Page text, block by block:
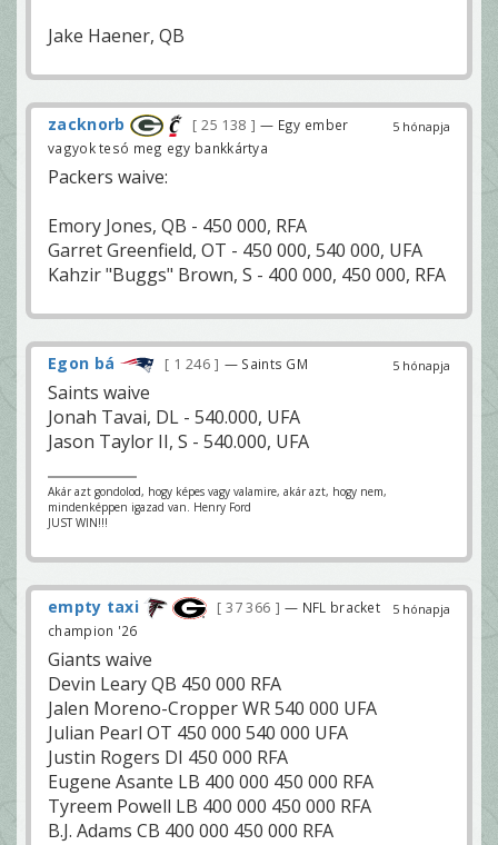
Jake Haener, QB
5 hónapja
zacknorb 25 138
— Egy ember
vagyok tesó meg egy bankkártya
Packers waive:
Emory Jones, QB - 450 000, RFA
Garret Greenfield, OT - 450 000, 540 000, UFA
Kahzir "Buggs" Brown, S - 400 000, 450 000, RFA
5 hónapja
Egon bá 1 246 — Saints GM
Saints waive
Jonah Tavai, DL - 540.000, UFA
Jason Taylor II, S - 540.000, UFA
Akár azt gondolod, hogy képes vagy valamire, akár azt, hogy nem,
mindenképpen igazad van. Henry Ford
JUST WIN!!!
5 hónapja
empty taxi 37 366
— NFL bracket
champion '26
Giants waive
Devin Leary QB 450 000 RFA
Jalen Moreno-Cropper WR 540 000 UFA
Julian Pearl OT 450 000 540 000 UFA
Justin Rogers DI 450 000 RFA
Eugene Asante LB 400 000 450 000 RFA
Tyreem Powell LB 400 000 450 000 RFA
B.J. Adams CB 400 000 450 000 RFA